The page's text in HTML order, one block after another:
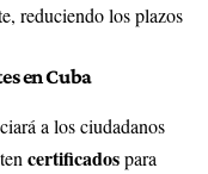
reduciendo los plazos
en Cuba
a los ciudadanos
certificadospara